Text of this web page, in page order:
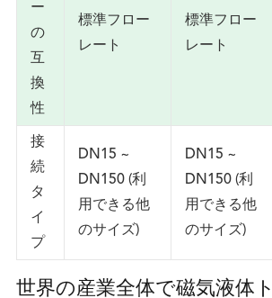
ー
の
互
換
性
標準フロー
レート
標準フロー
レート
接
続
タ
イ
プ
DN15 ~
DN150 (利
用できる他
のサイズ)
DN15 ~
DN150 (利
用できる他
のサイズ)
世界の産業全体で磁気液体